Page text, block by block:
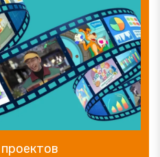
VS Финансовый